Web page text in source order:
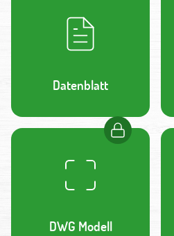
Datenblatt
DWG Modell